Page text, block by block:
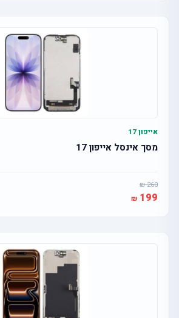
אייפון 17
מסך אינסל אייפון 17
260
199